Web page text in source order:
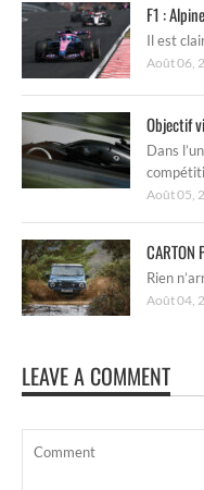
F1 :
Il est
Août 06,
Objectif
Dans
Août 05,
CARTON
Rien
Août 04,
LEAVE A COMMENT